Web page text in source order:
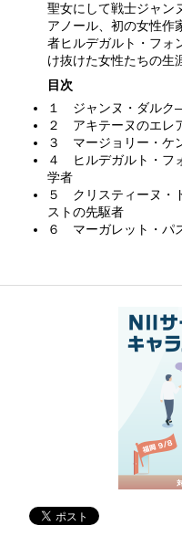
聖女にして戦士ジャン
アノール、初の女性作
者ヒルデガルト・フォ
け抜けた女性たちの生
目次
１ ジャンヌ・ダルク
２ アキテーヌのエレ
３ マージョリー・ケ
４ ヒルデガルト・フ
学者
５ クリスティーヌ・
ストの先駆者
６ マーガレット・パ